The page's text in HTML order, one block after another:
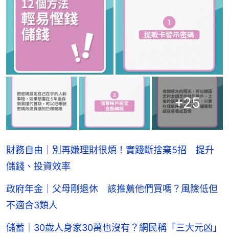
+25
財務自由｜別再嫌理財很煩！實踐斷捨棄5招 提升
儲錢、投資效率
政府年金｜父母剛退休 該推薦他們買嗎？風險低但
不適合3類人
儲蓄｜30歲人身家30萬也沒有？網民稱「三大元凶」